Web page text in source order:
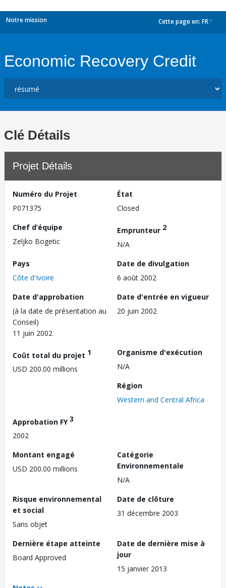
Notre mission Cette page en: FR
Economic Recovery Credit
Clé Détails
Projet Détails
Numéro du Projet
P071375
État
Closed
Chef d’équipe
Zeljko Bogetic
Emprunteur 2
N/A
Pays
Côte d'Ivoire
Date de divulgation
6 août 2002
Date d'approbation
(à la date de présentation au
Conseil)
11 juin 2002
Date d'entrée en vigueur
20 juin 2002
Coût total du projet 1
USD 200.00 millions
Organisme d'exécution
N/A
Région
Western and Central Africa
Approbation FY3
2002
Montant engagé
USD 200.00 millions
Catégorie
Environnementale
N/A
Risque environnemental
et social
Sans objet
Date de clôture
31 décembre 2003
Dernière étape atteinte
Board Approved
Date de dernière mise à
jour
15 janvier 2013